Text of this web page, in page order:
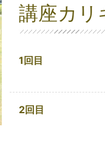
講座カリ
1回目
2回目